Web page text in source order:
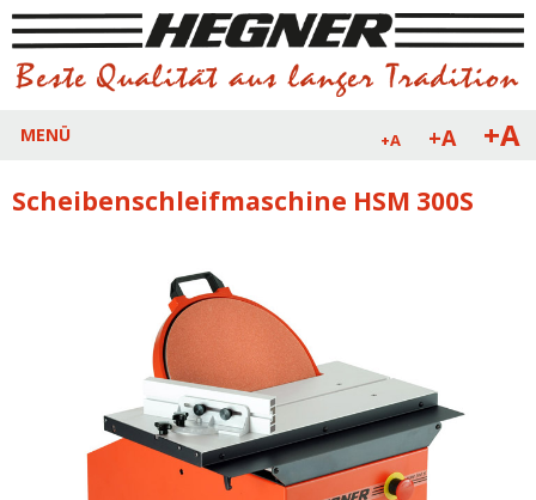
+A +A +A
MENÜ
Scheibenschleifmaschine HSM 300S